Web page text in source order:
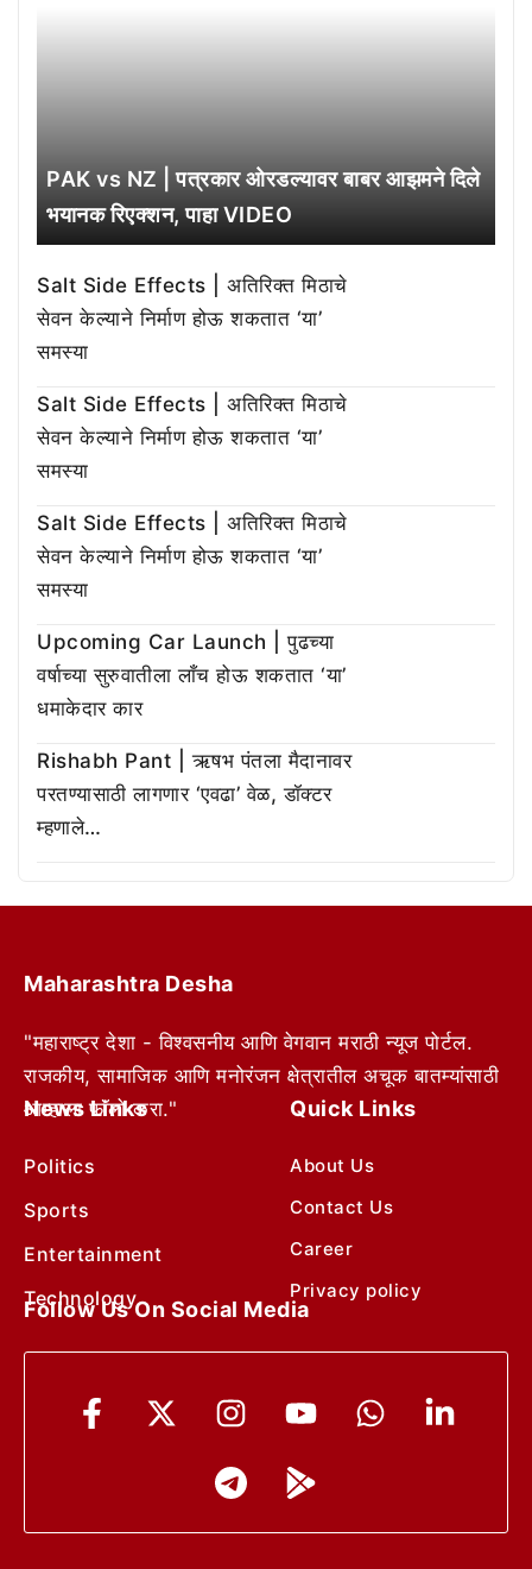
PAK vs NZ | पत्रकार ओरडल्यावर बाबर आझमने दिले
भयानक रिएक्शन, पाहा VIDEO
Salt Side Effects | अतिरिक्त मिठाचे
सेवन केल्याने निर्माण होऊ शकतात ‘या’
समस्या
Salt Side Effects | अतिरिक्त मिठाचे
सेवन केल्याने निर्माण होऊ शकतात ‘या’
समस्या
Salt Side Effects | अतिरिक्त मिठाचे
सेवन केल्याने निर्माण होऊ शकतात ‘या’
समस्या
Upcoming Car Launch | पुढच्या
वर्षाच्या सुरुवातीला लाँच होऊ शकतात ‘या’
धमाकेदार कार
Rishabh Pant | ऋषभ पंतला मैदानावर
परतण्यासाठी लागणार ‘एवढा’ वेळ, डॉक्टर
म्हणाले…
Maharashtra Desha
"महाराष्ट्र देशा - विश्वसनीय आणि वेगवान मराठी न्यूज पोर्टल.
राजकीय, सामाजिक आणि मनोरंजन क्षेत्रातील अचूक बातम्यांसाठी
आम्हाला फॉलो करा."
News Links
Politics
Sports
Entertainment
Technology
Quick Links
About Us
Contact Us
Career
Privacy policy
Follow Us On Social Media